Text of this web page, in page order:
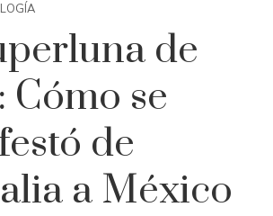
de
Cómo se
de
a México